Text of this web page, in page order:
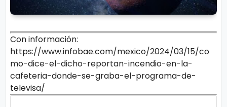
Con información:
https://www.infobae.com/mexico/2024/03/15/co
mo-dice-el-dicho-reportan-incendio-en-la-
cafeteria-donde-se-graba-el-programa-de-
televisa/